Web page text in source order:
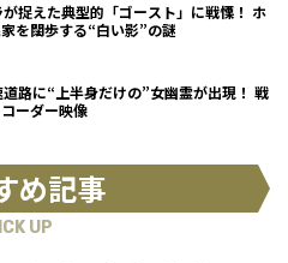
捉えた典型的「ゴースト」に戦慄！ ホ
を闊歩する“白い影”の謎
路に“上半身だけの”女幽霊が出現！ 戦
ーダー映像
め記事
UP